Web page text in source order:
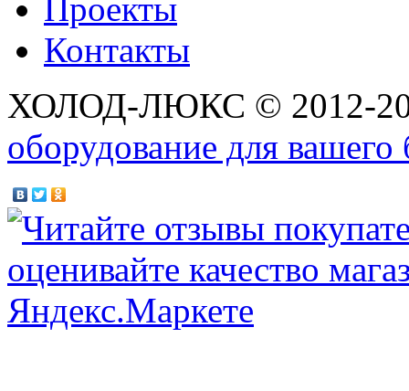
Проекты
Контакты
ХОЛОД-ЛЮКС © 2012-
оборудование для вашего